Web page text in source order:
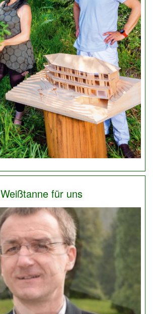
Weißtanne für uns
Next